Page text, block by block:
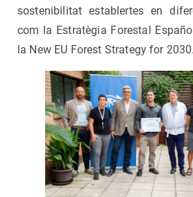
sostenibilitat establertes en
com la Estratègia Forestal
la New EU Forest Strategy for 2030.